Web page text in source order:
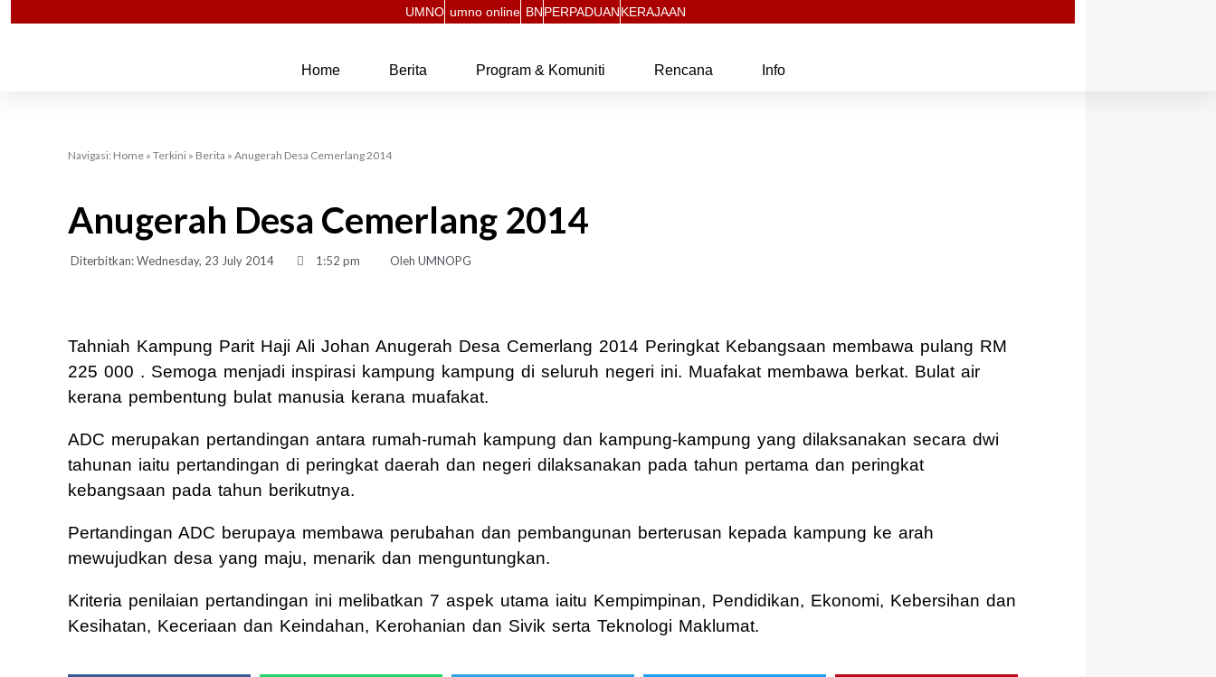
UMNO umno online BNPERPADUANKERAJAAN
Home Berita Program & Komuniti Rencana Info
Navigasi: Home » Terkini » Berita » Anugerah Desa Cemerlang 2014
Anugerah Desa Cemerlang 2014
Diterbitkan:Wednesday, 23 July 2014 1:52 pm Oleh UMNOPG
Tahniah Kampung Parit Haji Ali Johan Anugerah Desa Cemerlang 2014 Peringkat Kebangsaan membawa pulang RM
225 000 . Semoga menjadi inspirasi kampung kampung di seluruh negeri ini. Muafakat membawa berkat. Bulat air
kerana pembentung bulat manusia kerana muafakat.
ADC merupakan pertandingan antara rumah-rumah kampung dan kampung-kampung yang dilaksanakan secara dwi
tahunan iaitu pertandingan di peringkat daerah dan negeri dilaksanakan pada tahun pertama dan peringkat
kebangsaan pada tahun berikutnya.
Pertandingan ADC berupaya membawa perubahan dan pembangunan berterusan kepada kampung ke arah
mewujudkan desa yang maju, menarik dan menguntungkan.
Kriteria penilaian pertandingan ini melibatkan 7 aspek utama iaitu Kempimpinan, Pendidikan, Ekonomi, Kebersihan dan
Kesihatan, Keceriaan dan Keindahan, Kerohanian dan Sivik serta Teknologi Maklumat.